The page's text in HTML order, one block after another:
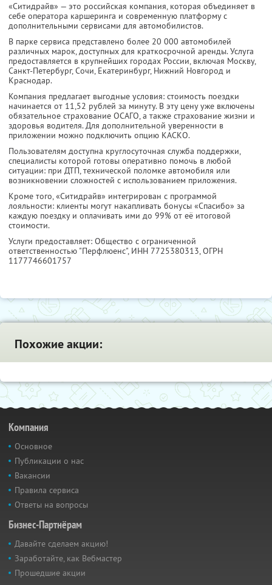
«Ситидрайв» — это российская компания, которая объединяет в
себе оператора каршеринга и современную платформу с
дополнительными сервисами для автомобилистов.
В парке сервиса представлено более 20 000 автомобилей
различных марок, доступных для краткосрочной аренды. Услуга
предоставляется в крупнейших городах России, включая Москву,
Санкт-Петербург, Сочи, Екатеринбург, Нижний Новгород и
Краснодар.
Компания предлагает выгодные условия: стоимость поездки
начинается от 11,52 рублей за минуту. В эту цену уже включены
обязательное страхование ОСАГО, а также страхование жизни и
здоровья водителя. Для дополнительной уверенности в
приложении можно подключить опцию КАСКО.
Пользователям доступна круглосуточная служба поддержки,
специалисты которой готовы оперативно помочь в любой
ситуации: при ДТП, технической поломке автомобиля или
возникновении сложностей с использованием приложения.
Кроме того, «Ситидрайв» интегрирован с программой
лояльности: клиенты могут накапливать бонусы «Спасибо» за
каждую поездку и оплачивать ими до 99% от её итоговой
стоимости.
Услуги предоставляет: Общество с ограниченной
ответственностью "Перфлюенс", ИНН 7725380313, ОГРН
1177746601757
Похожие акции:
Компания
Основное
Публикации о нас
Вакансии
Правила сервиса
Ответы на вопросы
Бизнес-Партнёрам
Давайте сделаем акцию!
Заработайте, как Вебмастер
Прошедшие акции